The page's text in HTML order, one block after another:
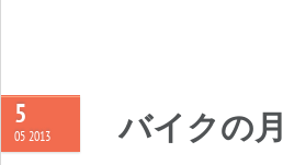
5
05 2013 バイクの